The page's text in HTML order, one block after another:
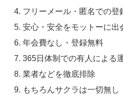
フリーメール・匿名での登
安心・安全をモットーに出
年会費なし・登録無料
365日体制での有人による
業者などを徹底排除
もちろんサクラは一切無し